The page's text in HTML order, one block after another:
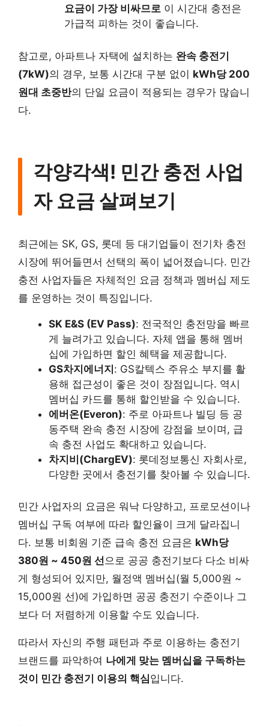
요금이 가장 비싸므로이 시간대 충전은
가급적 피하는 것이 좋습니다.
참고로, 아파트나 자택에 설치하는 완속 충전기
(7kW)의 경우, 보통 시간대 구분 없이 kWh당 200
원대 초중반의 단일 요금이 적용되는 경우가 많습니
다.
각양각색! 민간 충전 사업
자 요금 살펴보기
최근에는 SK, GS, 롯데 등 대기업들이 전기차 충전
시장에 뛰어들면서 선택의 폭이 넓어졌습니다. 민간
충전 사업자들은 자체적인 요금 정책과 멤버십 제도
를 운영하는 것이 특징입니다.
SK E&S (EV Pass): 전국적인 충전망을 빠르
게 늘려가고 있습니다. 자체 앱을 통해 멤버
십에 가입하면 할인 혜택을 제공합니다.
GS차지에너지: GS칼텍스 주유소 부지를 활
용해 접근성이 좋은 것이 장점입니다. 역시
멤버십 카드를 통해 할인받을 수 있습니다.
에버온(Everon): 주로 아파트나 빌딩 등 공
동주택 완속 충전 시장에 강점을 보이며, 급
속 충전 사업도 확대하고 있습니다.
차지비(ChargEV): 롯데정보통신 자회사로,
다양한 곳에서 충전기를 찾아볼 수 있습니다.
민간 사업자의 요금은 워낙 다양하고, 프로모션이나
멤버십 구독 여부에 따라 할인율이 크게 달라집니
다. 보통 비회원 기준 급속 충전 요금은 kWh당
380원 ~ 450원 선으로 공공 충전기보다 다소 비싸
게 형성되어 있지만, 월정액 멤버십(월 5,000원 ~
15,000원 선)에 가입하면 공공 충전기 수준이나 그
보다 더 저렴하게 이용할 수도 있습니다.
따라서 자신의 주행 패턴과 주로 이용하는 충전기
브랜드를 파악하여 나에게 맞는 멤버십을 구독하는
것이 민간 충전기 이용의 핵심입니다.